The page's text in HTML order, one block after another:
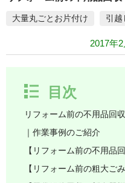
大量丸ごとお片付け 引越
2017年
目次
リフォーム前の不用品回
｜作業事例のご紹介
【リフォーム前の不用品
【リフォーム前の粗大ご